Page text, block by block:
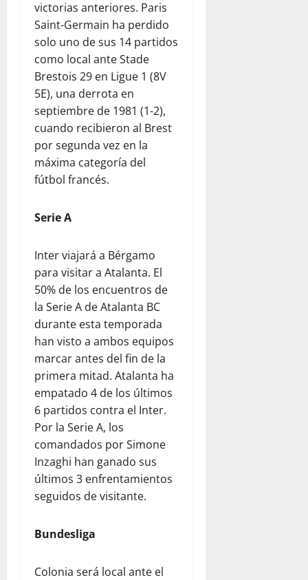
victorias anteriores. Paris
Saint-Germain ha perdido
solo uno de sus 14 partidos
como local ante Stade
Brestois 29 en Ligue 1 (8V
5E), una derrota en
septiembre de 1981 (1-2),
cuando recibieron al Brest
por segunda vez en la
máxima categoría del
fútbol francés.
Serie A
Inter viajará a Bérgamo
para visitar a Atalanta. El
50% de los encuentros de
la Serie A de Atalanta BC
durante esta temporada
han visto a ambos equipos
marcar antes del fin de la
primera mitad. Atalanta ha
empatado 4 de los últimos
6 partidos contra el Inter.
Por la Serie A, los
comandados por Simone
Inzaghi han ganado sus
últimos 3 enfrentamientos
seguidos de visitante.
Bundesliga
Colonia será local ante el